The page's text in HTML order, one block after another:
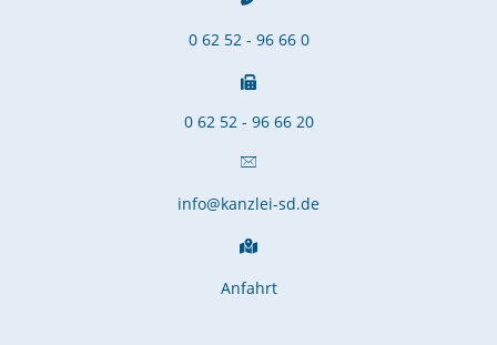
0 62 52 - 96 66 0
0 62 52 - 96 66 20
info@kanzlei-sd.de
Anfahrt